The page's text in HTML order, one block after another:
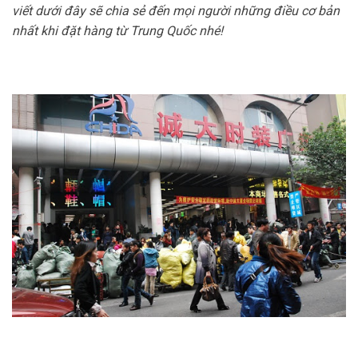
viết dưới đây sẽ chia sẻ đến mọi người những điều cơ bản
nhất khi đặt hàng từ Trung Quốc nhé!